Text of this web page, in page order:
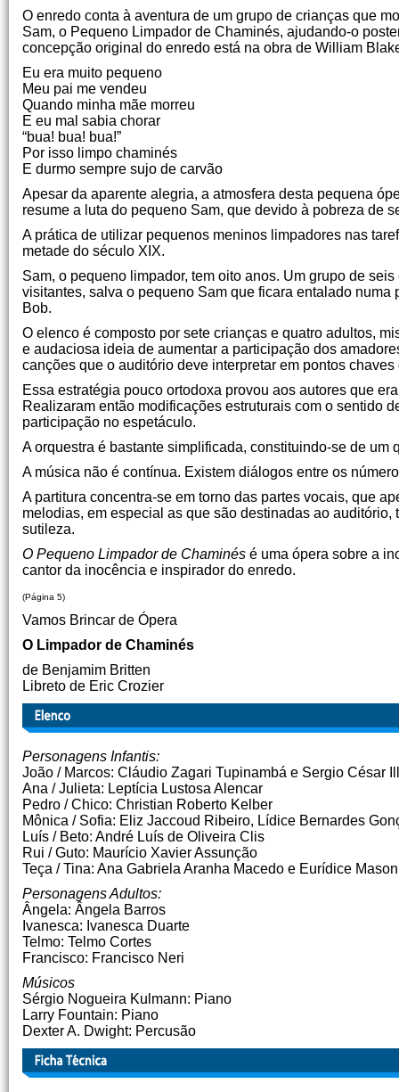
O enredo conta à aventura de um grupo de crianças que
Sam, o Pequeno Limpador de Chaminés, ajudando-o
concepção original do enredo está na obra de William
Eu era muito pequeno
Meu pai me vendeu
Quando minha mãe morreu
E eu mal sabia chorar
“bua! bua! bua!”
Por isso limpo chaminés
E durmo sempre sujo de carvão
Apesar da aparente alegria, a atmosfera desta pequena
resume a luta do pequeno Sam, que devido à pobreza de
A prática de utilizar pequenos meninos limpadores nas
metade do século XIX.
Sam, o pequeno limpador, tem oito anos. Um grupo de
visitantes, salva o pequeno Sam que ficara entalado
Bob.
O elenco é composto por sete crianças e quatro adultos,
e audaciosa ideia de aumentar a participação dos
canções que o auditório deve interpretar em pontos chaves
Essa estratégia pouco ortodoxa provou aos autores que
Realizaram então modificações estruturais com o sentido
participação no espetáculo.
A orquestra é bastante simplificada, constituindo-se de
A música não é contínua. Existem diálogos entre os
A partitura concentra-se em torno das partes vocais, que
melodias, em especial as que são destinadas ao
sutileza.
O Pequeno Limpador de Chaminés é uma ópera sobre a
cantor da inocência e inspirador do enredo.
(Página 5)
Vamos Brincar de Ópera
O Limpador de Chaminés
de Benjamim Britten
Libreto de Eric Crozier
Personagens Infantis:
João / Marcos: Cláudio Zagari Tupinambá e Sergio César
Ana / Julieta: Leptícia Lustosa Alencar
Pedro / Chico: Christian Roberto Kelber
Mônica / Sofia: Eliz Jaccoud Ribeiro, Lídice Bernardes
Luís / Beto: André Luís de Oliveira Clis
Rui / Guto: Maurício Xavier Assunção
Teça / Tina: Ana Gabriela Aranha Macedo e Eurídice Mason
Personagens Adultos:
Ângela: Ângela Barros
Ivanesca: Ivanesca Duarte
Telmo: Telmo Cortes
Francisco: Francisco Neri
Músicos
Sérgio Nogueira Kulmann: Piano
Larry Fountain: Piano
Dexter A. Dwight: Percusão